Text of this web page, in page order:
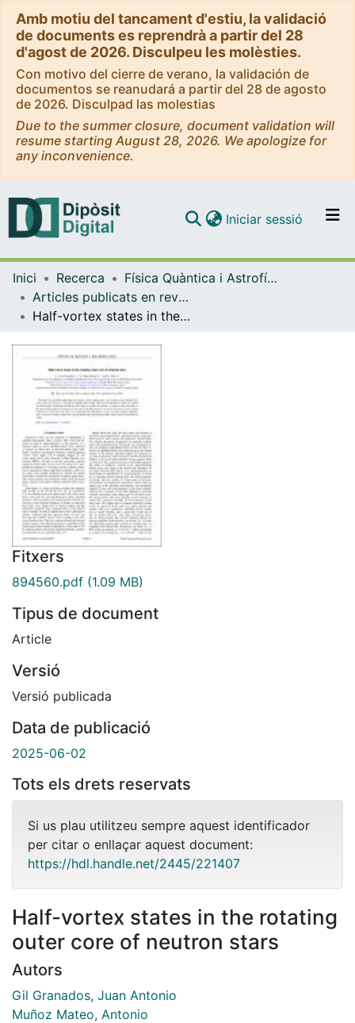
Amb motiu del tancament d'estiu, la validació
de documents es reprendrà a partir del 28
d'agost de 2026. Disculpeu les molèsties.
Con motivo del cierre de verano, la validación de
documentos se reanudará a partir del 28 de agosto
de 2026. Disculpad las molestias
Due to the summer closure, document validation will
resume starting August 28, 2026. We apologize for
any inconvenience.
Navega per tot el DD
Com publicar
Iniciar sessió (current)
Inici Recerca
Física Quàntica i Astrofísica
Articles publicats en revistes (Física Quàntica i Astrofísica)
Half-vortex states in the rotating outer core of neutron stars
Fitxers
894560.pdf (1.09 MB)
Tipus de document
Article
Versió
Versió publicada
Data de publicació
2025-06-02
Tots els drets reservats
Si us plau utilitzeu sempre aquest identificador
per citar o enllaçar aquest document:
https://hdl.handle.net/2445/221407
Half-vortex states in the rotating
outer core of neutron stars
Autors
Gil Granados, Juan Antonio
Muñoz Mateo, Antonio